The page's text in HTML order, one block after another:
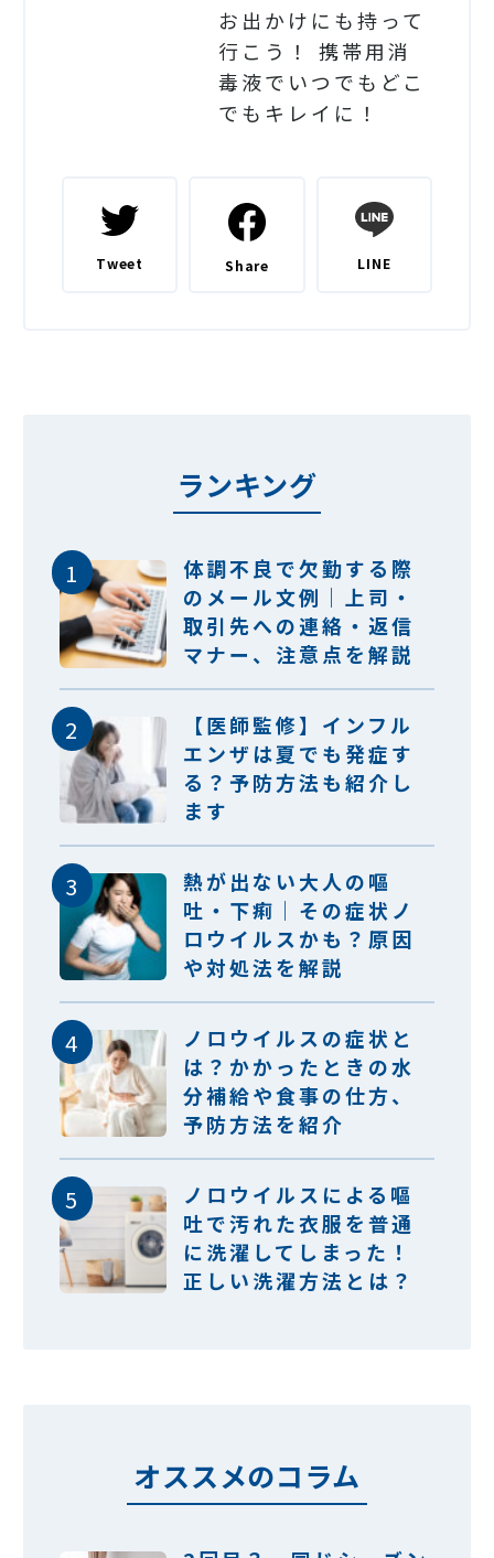
お出かけにも持って
行こう！ 携帯用消
毒液でいつでもどこ
でもキレイに！
Tweet Share LINE
ランキング
体調不良で欠勤する際
のメール文例｜上司・
取引先への連絡・返信
マナー、注意点を解説
【医師監修】インフル
エンザは夏でも発症す
る？予防方法も紹介し
ます
熱が出ない大人の嘔
吐・下痢｜その症状ノ
ロウイルスかも？原因
や対処法を解説
ノロウイルスの症状と
は？かかったときの水
分補給や食事の仕方、
予防方法を紹介
ノロウイルスによる嘔
吐で汚れた衣服を普通
に洗濯してしまった！
正しい洗濯方法とは？
オススメのコラム